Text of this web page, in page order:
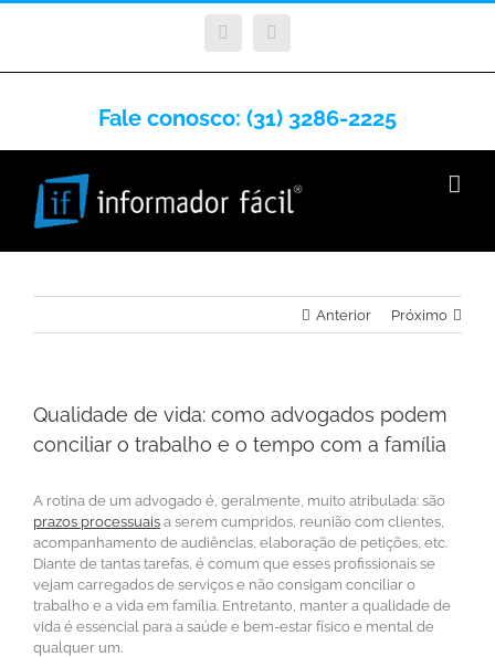
Facebook
Fale conosco: (31) 3286-2225
Anterior Próximo
Qualidade de vida: como advogados podem
conciliar o trabalho e o tempo com a família
A rotina de um advogado é, geralmente, muito atribulada: são
prazos processuais a serem cumpridos, reunião com clientes,
acompanhamento de audiências, elaboração de petições, etc.
Diante de tantas tarefas, é comum que esses profissionais se
vejam carregados de serviços e não consigam conciliar o
trabalho e a vida em família. Entretanto, manter a qualidade de
vida é essencial para a saúde e bem-estar físico e mental de
qualquer um.